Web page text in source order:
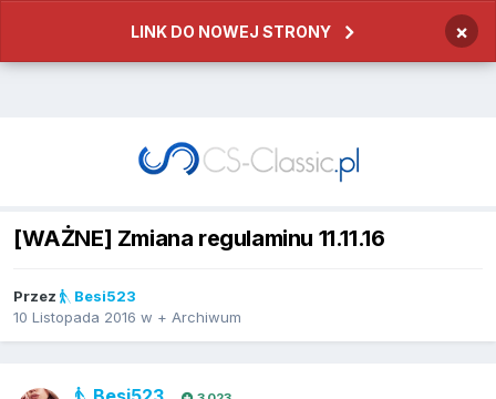
LINK DO NOWEJ STRONY ×
[WAŻNE] Zmiana regulaminu 11.11.16
Przez
Besi523
10 Listopada 2016 w + Archiwum